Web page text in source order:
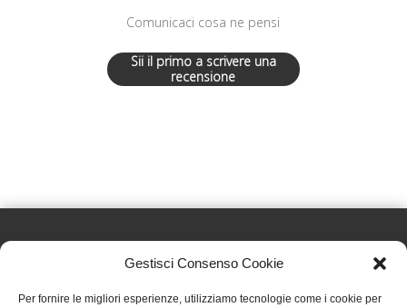
Gestisci Consenso Cookie
Per fornire le migliori esperienze, utilizziamo tecnologie come i cookie per
Comunicaci cosa ne pensi
Sii il primo a scrivere una
recensione
Effatà Editrice di Pellegrino Paolo SAS